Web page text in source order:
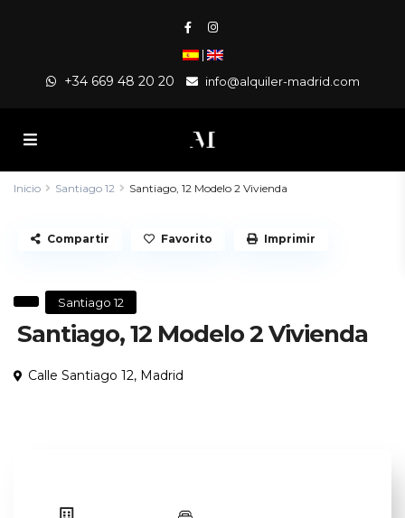
|
+34 669 48 20 20 info@alquiler-madrid.com
Inicio Santiago 12 Santiago, 12 Modelo 2 Vivienda
Santiago 12
Santiago, 12 Modelo 2 Vivienda
Calle Santiago 12, Madrid
Compartir Favorito Imprimir